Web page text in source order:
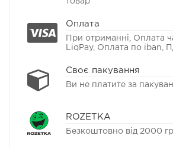
Оплата
При отриманні, Оплата
LiqPay, Оплата по iban,
Своє пакування
Ви не платите за
ROZETKA
Безкоштовно від 2000